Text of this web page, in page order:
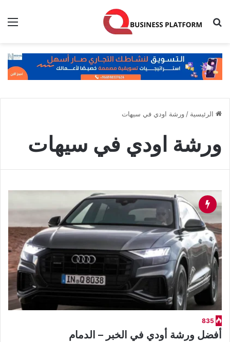
بحث عن
الرئيسية / ورشة اودي في سيهات
ورشة اودي في سيهات
835
أفضل ورشة أودي في الخبر – الدمام